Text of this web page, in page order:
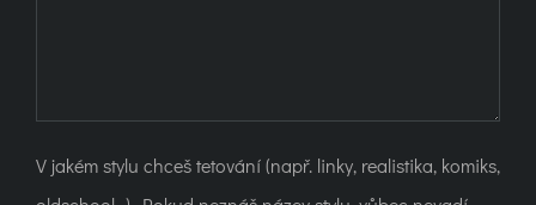
V jakém stylu chceš tetování (např. linky, realistika, komiks,